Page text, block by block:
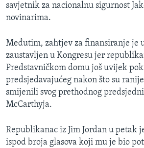
savjetnik za nacionalnu sigurnost
novinarima.
Međutim, zahtjev za finansiranje je
zaustavljen u Kongresu jer
Predstavničkom domu još uvijek
predsjedavajućeg nakon što su
smijenili svog prethodnog
McCarthyja.
Republikanac iz Jim Jordan u petak
ispod broja glasova koji mu je bio